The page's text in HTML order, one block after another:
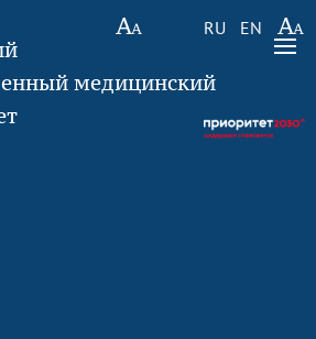
RU EN
медицинский